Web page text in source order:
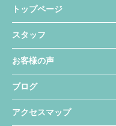
トップページ
スタッフ
お客様の声
ブログ
アクセスマップ